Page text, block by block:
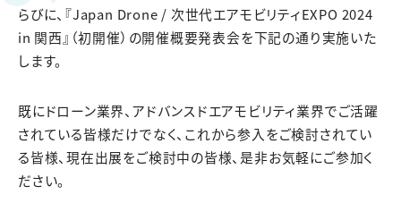
らびに、『Japan Drone / 次世代エアモビリティEXPO 2024
in 関西』（初開催）の開催概要発表会を下記の通り実施いた
します。
既にドローン業界、アドバンスドエアモビリティ業界でご活躍
されている皆様だけでなく、これから参入をご検討されてい
る皆様、現在出展をご検討中の皆様、是非お気軽にご参加く
ださい。